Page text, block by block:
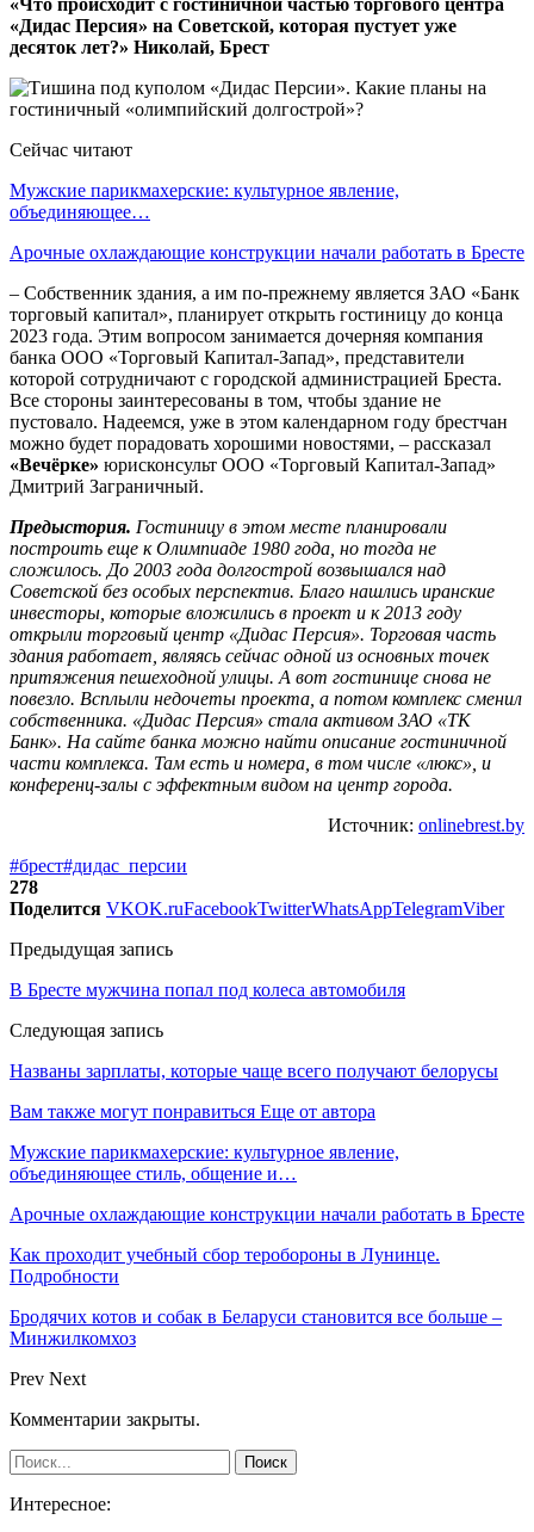
«Дидас Персия» на Советской, которая пустует уже
десяток лет?» Николай, Брест
Сейчас читают
Мужские парикмахерские: культурное явление,
объединяющее…
Арочные охлаждающие конструкции начали работать в Бресте
– Собственник здания, а им по-прежнему является ЗАО «Банк
торговый капитал», планирует открыть гостиницу до конца
2023 года. Этим вопросом занимается дочерняя компания
банка ООО «Торговый Капитал-Запад», представители
которой сотрудничают с городской администрацией Бреста.
Все стороны заинтересованы в том, чтобы здание не
пустовало. Надеемся, уже в этом календарном году брестчан
можно будет порадовать хорошими новостями, – рассказал
«Вечёрке» юрисконсульт ООО «Торговый Капитал-Запад»
Дмитрий Заграничный.
Предыстория. Гостиницу в этом месте планировали
построить еще к Олимпиаде 1980 года, но тогда не
сложилось. До 2003 года долгострой возвышался над
Советской без особых перспектив. Благо нашлись иранские
инвесторы, которые вложились в проект и к 2013 году
открыли торговый центр «Дидас Персия». Торговая часть
здания работает, являясь сейчас одной из основных точек
притяжения пешеходной улицы. А вот гостинице снова не
повезло. Всплыли недочеты проекта, а потом комплекс сменил
собственника. «Дидас Персия» стала активом ЗАО «ТК
Банк». На сайте банка можно найти описание гостиничной
части комплекса. Там есть и номера, в том числе «люкс», и
конференц-залы с эффектным видом на центр города.
Источник: onlinebrest.by
#брест#дидас_персии
278
Поделится VKOK.ruFacebookTwitterWhatsAppTelegramViber
Предыдущая запись
В Бресте мужчина попал под колеса автомобиля
Следующая запись
Названы зарплаты, которые чаще всего получают белорусы
Вам также могут понравиться Еще от автора
Мужские парикмахерские: культурное явление,
объединяющее стиль, общение и…
Арочные охлаждающие конструкции начали работать в Бресте
Как проходит учебный сбор теробороны в Лунинце.
Подробности
Бродячих котов и собак в Беларуси становится все больше –
Минжилкомхоз
Prev Next
Комментарии закрыты.
Интересное: